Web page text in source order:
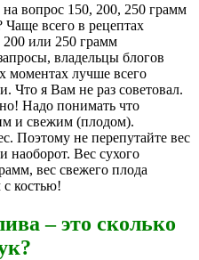
вопрос 150, 200, 250 грамм
Чаще всего в рецептах
или 250 грамм
владельцы блогов
моментах лучше всего
Что я Вам не раз советовал.
Надо понимать что
и свежим (плодом).
Поэтому не перепутайте вес
наоборот. Вес сухого
вес свежего плода
костью!
– это сколько